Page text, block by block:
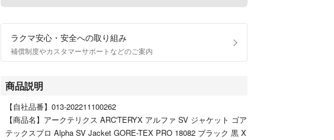
ラクマ安心・安全への取り組み
補償制度やカスタマーサポートなどのご案内
商品説明
【自社品番】013-202211100262
【商品名】アークテリクス ARC'TERYX アルファ SV ジャケット ゴア
テックスプロ Alpha SV Jacket GORE-TEX PRO 18082 ブラック 黒 X